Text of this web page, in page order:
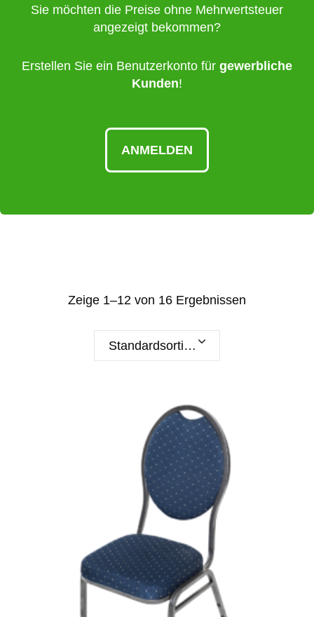
Sie möchten die Preise ohne Mehrwertsteuer
angezeigt bekommen?
Erstellen Sie ein Benutzerkonto für gewerbliche
Kunden!
ANMELDEN
Zeige 1–12 von 16 Ergebnissen
Standardsortierung